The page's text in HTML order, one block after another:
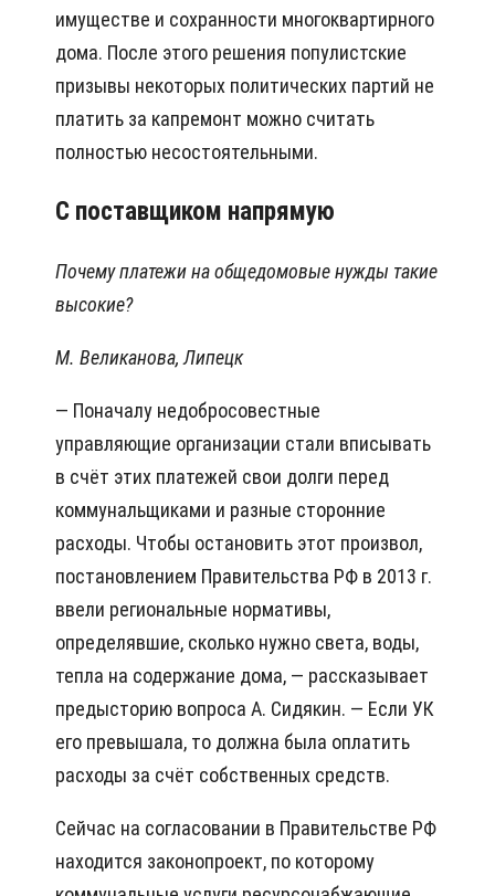
имуществе и сохранности многоквартирного
дома. После этого решения популистские
призывы некоторых политических партий не
платить за капремонт можно считать
полностью несостоятельными.
С поставщиком напрямую
Почему платежи на общедомовые нужды такие
высокие?
М. Великанова, Липецк
— Поначалу недобросовестные
управляющие организации стали вписывать
в счёт этих платежей свои долги перед
коммунальщиками и разные сторонние
расходы. Чтобы остановить этот произвол,
постановлением Правительства РФ в 2013 г.
ввели региональные нормативы,
определявшие, сколько нужно света, воды,
тепла на содержание дома, — рассказывает
предысторию вопроса А. Сидякин. — Если УК
его превышала, то должна была оплатить
расходы за счёт собственных средств.
Сейчас на согласовании в Правительстве РФ
находится законопроект, по которому